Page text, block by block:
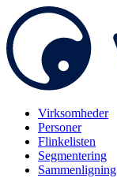
Virksomheder
Personer
Flinkelisten
Segmentering
Sammenligning